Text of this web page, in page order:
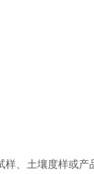
、土壤度样或产